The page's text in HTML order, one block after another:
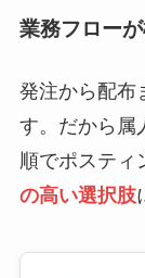
業務フロー
発注から配布
す。だから属
順でポスティ
の高い選択肢